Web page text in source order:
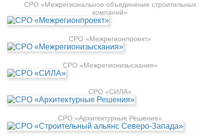
СРО «Межрегиональное объединение строительных
компаний»
СРО «Межрегионпроект»
СРО «Межрегионизыскания»
СРО «СИЛА»
СРО «Архитектурные Решения»